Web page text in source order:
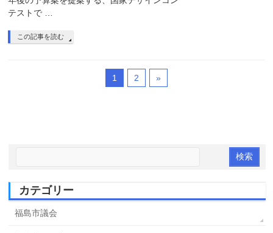
テストで …
この記事を読む
1 2 »
カテゴリー
福島市議会